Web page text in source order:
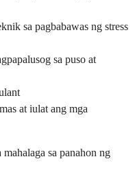
sa pagbabawas ng stress
sa puso at
at iulat ang mga
sa panahon ng